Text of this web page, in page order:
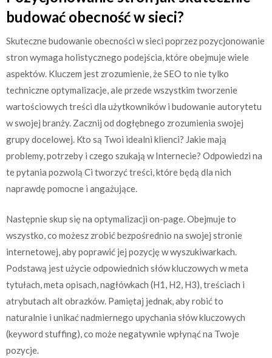
budować obecność w sieci?
Skuteczne budowanie obecności w sieci poprzez pozycjonowanie
stron wymaga holistycznego podejścia, które obejmuje wiele
aspektów. Kluczem jest zrozumienie, że SEO to nie tylko
techniczne optymalizacje, ale przede wszystkim tworzenie
wartościowych treści dla użytkowników i budowanie autorytetu
w swojej branży. Zacznij od dogłębnego zrozumienia swojej
grupy docelowej. Kto są Twoi idealni klienci? Jakie mają
problemy, potrzeby i czego szukają w Internecie? Odpowiedzi na
te pytania pozwolą Ci tworzyć treści, które będą dla nich
naprawdę pomocne i angażujące.
Następnie skup się na optymalizacji on-page. Obejmuje to
wszystko, co możesz zrobić bezpośrednio na swojej stronie
internetowej, aby poprawić jej pozycję w wyszukiwarkach.
Podstawą jest użycie odpowiednich słów kluczowych w meta
tytułach, meta opisach, nagłówkach (H1, H2, H3), treściach i
atrybutach alt obrazków. Pamiętaj jednak, aby robić to
naturalnie i unikać nadmiernego upychania słów kluczowych
(keyword stuffing), co może negatywnie wpłynąć na Twoje
pozycje.